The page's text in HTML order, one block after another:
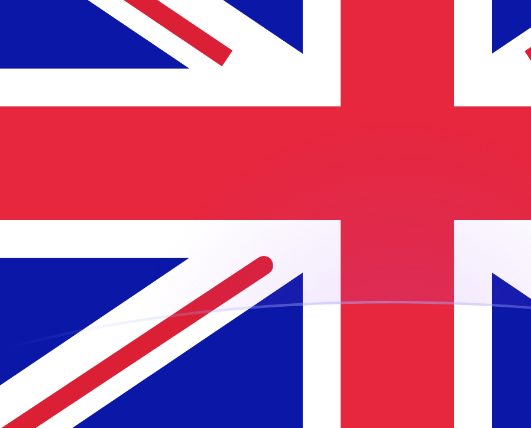
Tasa del mercado medio a las 18:50 UTC
Habla con un experto en divisas hoy.Podemos superar las tasas de los competidores.
Usamos la tasa del mercado medio para nuestro conversor. Esto solo tiene fines informativos. No recibirás esta
Rate information of AUD/GBP currency
Libra esterlina
0,523642
2,61821
GBP
13,091
AUD 26,1821 GBP
100 AUD 52,3642
GBP
500
261,821
AUD 523,642
5000 AUD
10.000 AUD